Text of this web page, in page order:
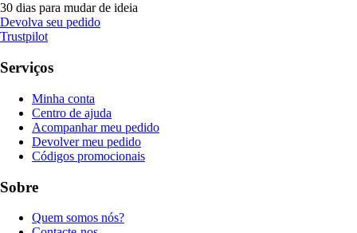
30 dias para mudar de ideia
Devolva seu pedido
Trustpilot
Serviços
Minha conta
Centro de ajuda
Acompanhar meu pedido
Devolver meu pedido
Códigos promocionais
Sobre
Quem somos nós?